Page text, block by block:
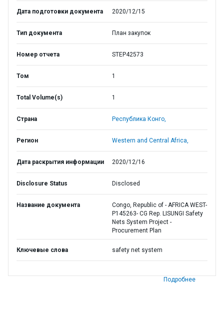
Дата подготовки документа 2020/12/15
Тип документа План закупок
Номер отчета STEP42573
Том 1
Total Volume(s) 1
Страна Республика Конго,
Регион Western and Central Africa,
Дата раскрытия информации 2020/12/16
Disclosure Status Disclosed
Название документа
Congo, Republic of - AFRICA WEST-
P145263- CG Rep. LISUNGI Safety
Nets System Project -
Procurement Plan
Ключевые слова safety net system
Подробнее